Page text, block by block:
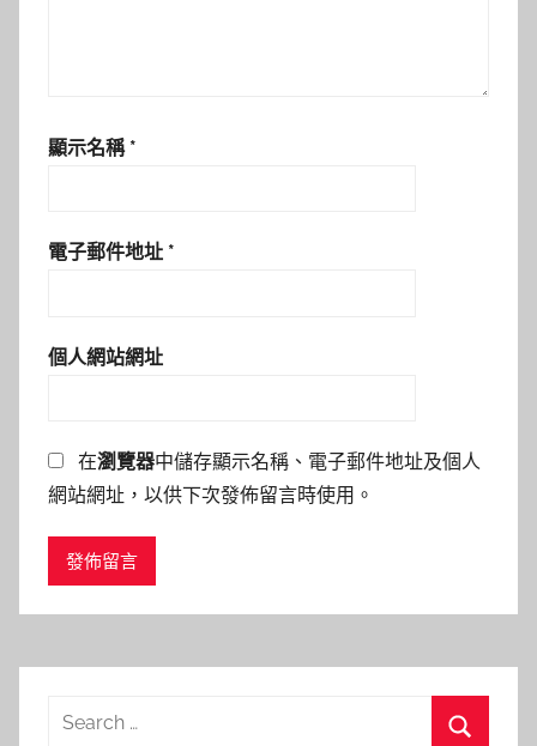
顯示名稱 *
電子郵件地址 *
個人網站網址
在瀏覽器中儲存顯示名稱、電子郵件地址及個人
網站網址，以供下次發佈留言時使用。
Search